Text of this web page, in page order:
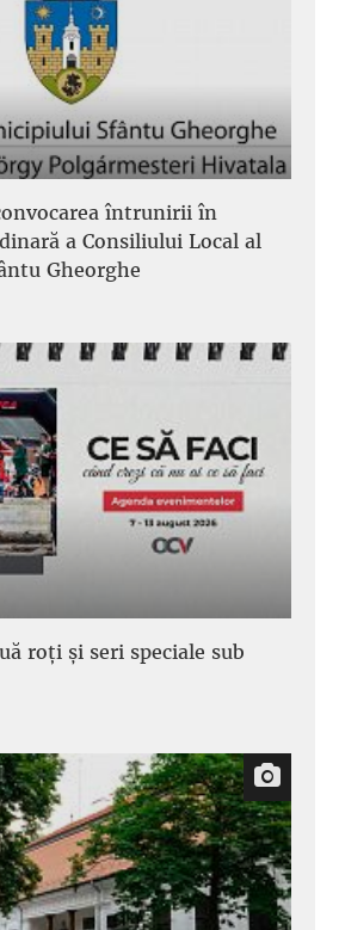
întrunirii în
a Consiliului Local al
Gheorghe
roți și seri speciale sub